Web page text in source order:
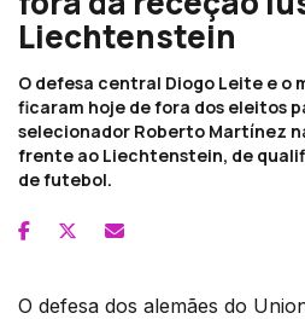
Liechtenstein
O defesa central Diogo Leite e o
ficaram hoje de fora dos eleitos
selecionador Roberto Martínez
frente ao Liechtenstein, de
de futebol.
O defesa dos alemães do